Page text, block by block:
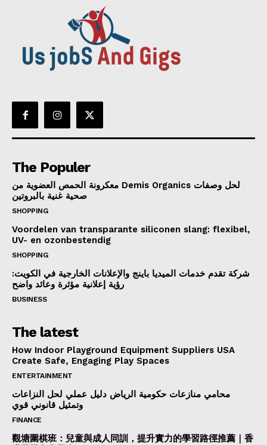
The Populer
معكرونة الحمص العضوية من Demis Organics لحل وصفات
صحية غنية بالبروتين
SHOPPING
Voordelen van transparante siliconen slang: flexibel,
UV- en ozonbestendig
SHOPPING
شركة تقدم خدمات الميديا باينج والإعلانات الخارجية في الكويت:
رؤية إعلانية مؤثرة وعائد واضح
BUSINESS
The latest
How Indoor Playground Equipment Suppliers USA
Create Safe, Engaging Play Spaces
ENTERTAINMENT
محامي منازعات حكومية الرياض دليل عملي لحل النزاعات
وتمثيل قانوني قوي
FINANCE
觀塘圍棋班：兒童與成人同訓，提升實力的學習路徑推薦｜香